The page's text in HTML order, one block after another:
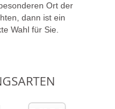
Ort der
dann ist ein
Wahl für Sie.